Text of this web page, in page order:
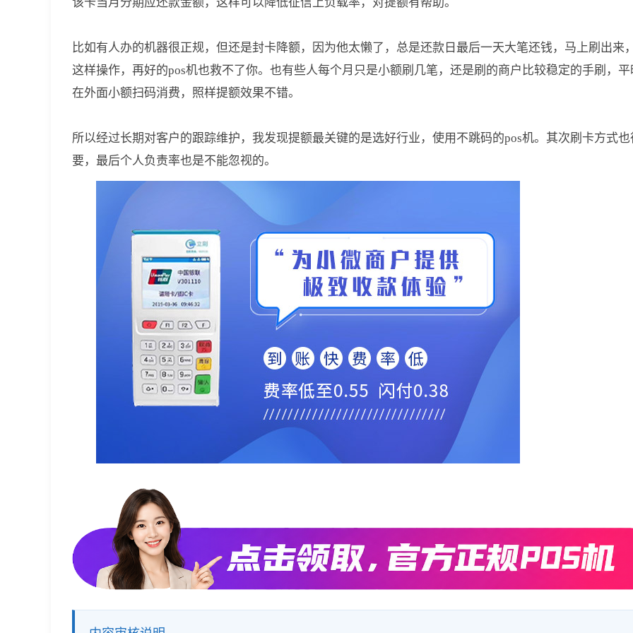
比如有人办的机器很正规，但还是封卡降额，因为他太懒了，总是还款日最后一天大笔还钱，马上刷出来
这样操作，再好的pos机也救不了你。也有些人每个月只是小额刷几笔，还是刷的商户比较稳定的手刷，平
在外面小额扫码消费，照样提额效果不错。
所以经过长期对客户的跟踪维护，我发现提额最关键的是选好行业，使用不跳码的pos机。其次刷卡方式也
要，最后个人负责率也是不能忽视的。